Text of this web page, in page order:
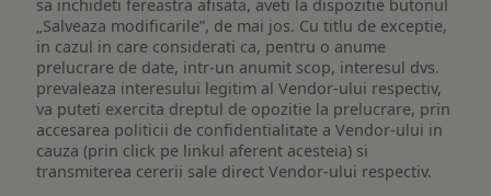
sa inchideti fereastra afisata, aveti la dispozitie butonul
„Salveaza modificarile”, de mai jos. Cu titlu de exceptie,
in cazul in care considerati ca, pentru o anume
prelucrare de date, intr-un anumit scop, interesul dvs.
prevaleaza interesului legitim al Vendor-ului respectiv,
va puteti exercita dreptul de opozitie la prelucrare, prin
accesarea politicii de confidentialitate a Vendor-ului in
cauza (prin click pe linkul aferent acesteia) si
transmiterea cererii sale direct Vendor-ului respectiv.